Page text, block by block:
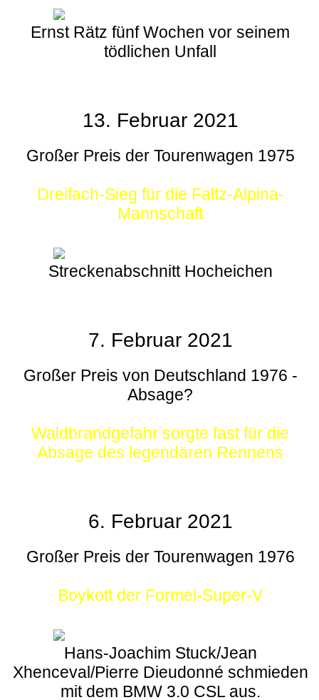
Ernst Rätz fünf Wochen vor seinem
tödlichen Unfall
13. Februar 2021
Großer Preis der Tourenwagen 1975
Dreifach-Sieg für die Faltz-Alpina-
Mannschaft
Streckenabschnitt Hocheichen
7. Februar 2021
Großer Preis von Deutschland 1976 -
Absage?
Waldbrandgefahr sorgte fast für die
Absage des legendären Rennens
6. Februar 2021
Großer Preis der Tourenwagen 1976
Boykott der Formel-Super-V
Hans-Joachim Stuck/Jean
Xhenceval/Pierre Dieudonné schmieden
mit dem BMW 3.0 CSL aus.